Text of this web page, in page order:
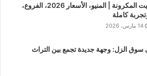
بيت المكرونة | المنيو، الأسعار 2026، الفروع،
كاملة
14 مارس، 2026
سوق الزل: وجهة جديدة تجمع بين التراث